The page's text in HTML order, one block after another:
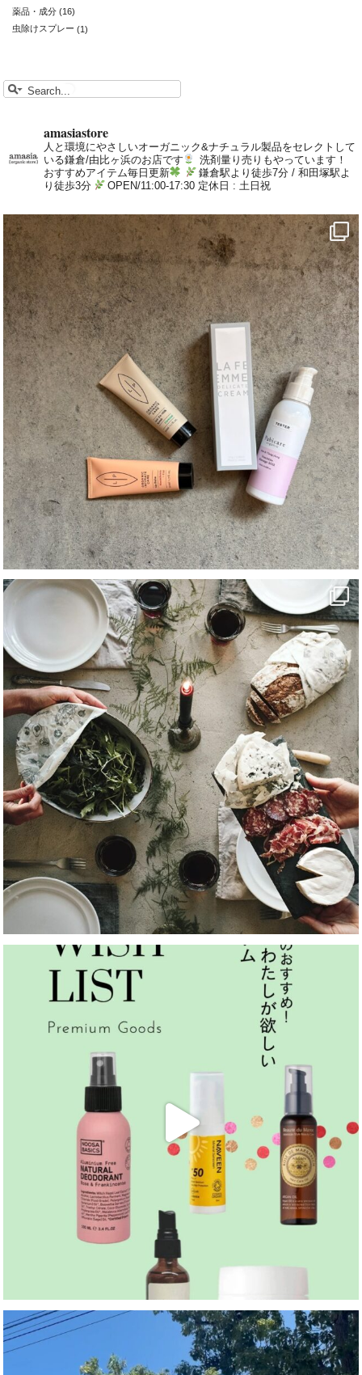
薬品・成分 (16)
虫除けスプレー (1)
amasiastore
人と環境にやさしいオーガニック&ナチュラル製品をセレクトして
いる鎌倉/由比ヶ浜のお店です
洗剤量り売りもやっています！
おすすめアイテム毎日更新
鎌倉駅より徒歩7分 / 和田塚駅よ
り徒歩3分
OPEN/11:00-17:30 定休日 : 土日祝